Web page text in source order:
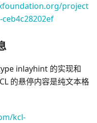
project
inlayhint 的实现和
的悬停内容是纯文本格
kcl-